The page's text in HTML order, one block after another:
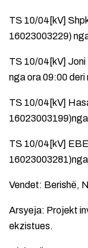
TS 10/04[kV]
16023003229)
TS 10/04[kV]
nga ora 09:00 deri
TS 10/04[kV]
TS 10/04[kV]
Vendet: Berishë,
Arsyeja: Projekt
ekzistues.